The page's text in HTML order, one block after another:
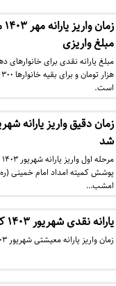
مبلغ واریزی
است.
شد
پوشش کمیته امداد امام خمینی
امشب…
یارانه نقدی شهریور ۱۴۰۳ کی واریز می شود ؟
زمان واریز یارانه معیشتی شهریور ۱۴۰۳ مشخص شد.